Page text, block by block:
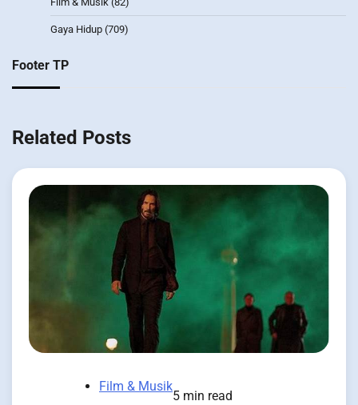
Gaya Hidup (709)
Footer TP
Related Posts
Film & Musik
5 min read